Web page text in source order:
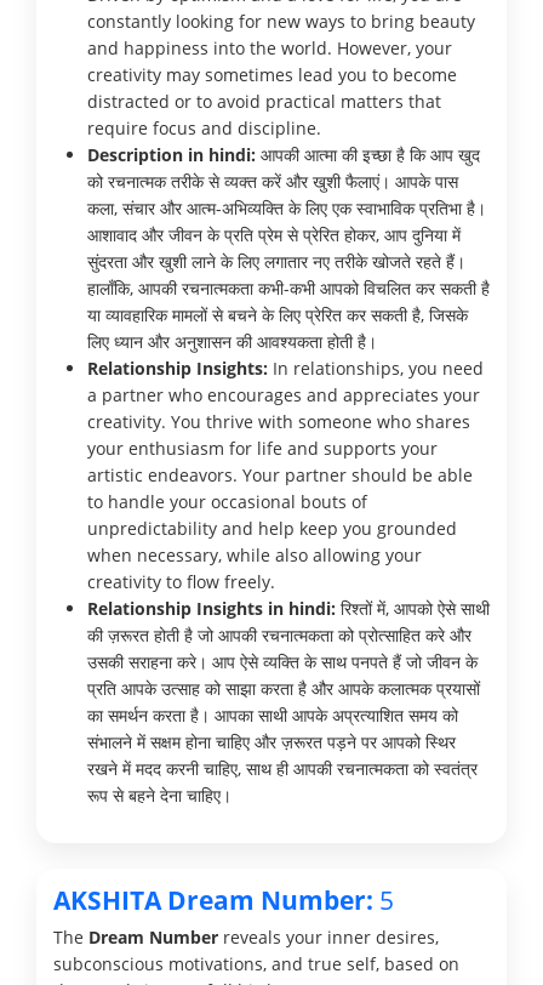
constantly looking for new ways to bring beauty
and happiness into the world. However, your
creativity may sometimes lead you to become
distracted or to avoid practical matters that
require focus and discipline.
Description in hindi: आपकी आत्मा की इच्छा है कि आप खुद
को रचनात्मक तरीके से व्यक्त करें और खुशी फैलाएं। आपके पास
कला, संचार और आत्म-अभिव्यक्ति के लिए एक स्वाभाविक प्रतिभा है।
आशावाद और जीवन के प्रति प्रेम से प्रेरित होकर, आप दुनिया में
सुंदरता और खुशी लाने के लिए लगातार नए तरीके खोजते रहते हैं।
हालाँकि, आपकी रचनात्मकता कभी-कभी आपको विचलित कर सकती है
या व्यावहारिक मामलों से बचने के लिए प्रेरित कर सकती है, जिसके
लिए ध्यान और अनुशासन की आवश्यकता होती है।
Relationship Insights: In relationships, you need
a partner who encourages and appreciates your
creativity. You thrive with someone who shares
your enthusiasm for life and supports your
artistic endeavors. Your partner should be able
to handle your occasional bouts of
unpredictability and help keep you grounded
when necessary, while also allowing your
creativity to flow freely.
Relationship Insights in hindi: रिश्तों में, आपको ऐसे साथी
की ज़रूरत होती है जो आपकी रचनात्मकता को प्रोत्साहित करे और
उसकी सराहना करे। आप ऐसे व्यक्ति के साथ पनपते हैं जो जीवन के
प्रति आपके उत्साह को साझा करता है और आपके कलात्मक प्रयासों
का समर्थन करता है। आपका साथी आपके अप्रत्याशित समय को
संभालने में सक्षम होना चाहिए और ज़रूरत पड़ने पर आपको स्थिर
रखने में मदद करनी चाहिए, साथ ही आपकी रचनात्मकता को स्वतंत्र
रूप से बहने देना चाहिए।
AKSHITA Dream Number: 5
The Dream Number reveals your inner desires,
subconscious motivations, and true self, based on